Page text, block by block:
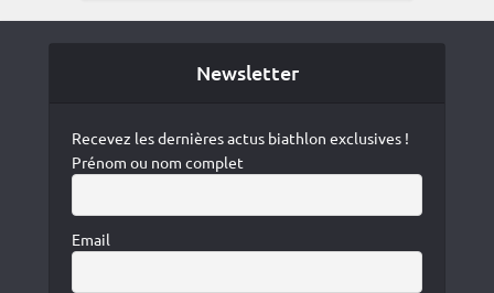
Newsletter
Recevez les dernières actus biathlon exclusives !
Prénom ou nom complet
Email